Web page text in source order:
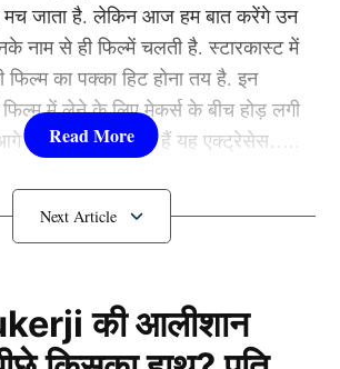
पैट कमिंस, तेज गेंदबाज जोश हेजलवुड
बाहर हो चुके हैं। ऐसे में चैंपियंस ट्रॉफी
में ऑस्ट्रेलिया नई टीम के साथ उतरने
चलते टीम से हुए बाहर
जाता है. लेकिन आज हम बात करेंगे उन
नाम से ही फिल्में चलती है. स्टारकास्ट में
फिल्म का पक्का हिट होना तय है. इन
में लेने के लिए मेकर्स के बीच होड़ लगी
आगे जानते हैं कौन-कौन हैं यह एक्ट्रेसेस…..
की यह हसीनाएं?
की आलीशान